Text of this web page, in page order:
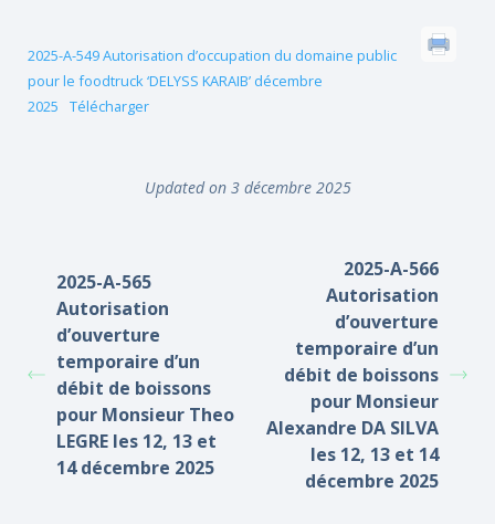
2025-A-549 Autorisation d’occupation du domaine public
pour le foodtruck ‘DELYSS KARAIB’ décembre
2025
Télécharger
Updated on 3 décembre 2025
2025-A-565
Autorisation
d’ouverture
temporaire d’un
débit de boissons
pour Monsieur Theo
LEGRE les 12, 13 et
14 décembre 2025
2025-A-566
Autorisation
d’ouverture
temporaire d’un
débit de boissons
pour Monsieur
Alexandre DA SILVA
les 12, 13 et 14
décembre 2025